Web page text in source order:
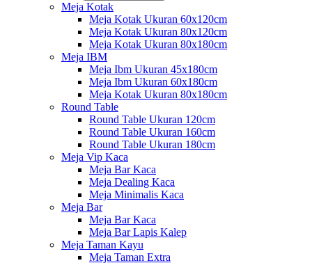
Meja Kotak
Meja Kotak Ukuran 60x120cm
Meja Kotak Ukuran 80x120cm
Meja Kotak Ukuran 80x180cm
Meja IBM
Meja Ibm Ukuran 45x180cm
Meja Ibm Ukuran 60x180cm
Meja Kotak Ukuran 80x180cm
Round Table
Round Table Ukuran 120cm
Round Table Ukuran 160cm
Round Table Ukuran 180cm
Meja Vip Kaca
Meja Bar Kaca
Meja Dealing Kaca
Meja Minimalis Kaca
Meja Bar
Meja Bar Kaca
Meja Bar Lapis Kalep
Meja Taman Kayu
Meja Taman Extra